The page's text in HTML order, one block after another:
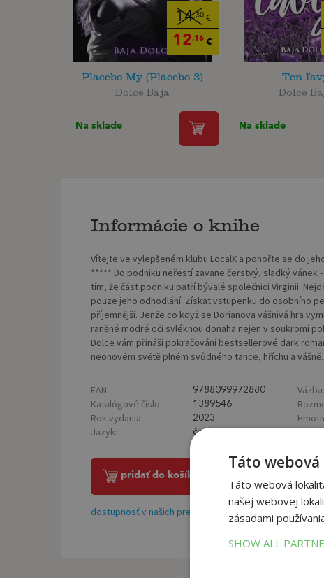
14,30 €
12,16 €
Placebo My (Placebo 3)
Dolce Baja
Na sklade
Ten
Dolce
Na sklade
Informácie o knihe
Vítejte ve vylepšeném klubu LocalX a ponořte se do
***** Do podniku neřestí zavane čerstvý, sladký vánek
tím, že část podniku patří bývalé společnici Virginii.
pouze jeho odhodlání. Získat vstupenku do osobního
příjemnější. Jenže co když se Dorianova vášnivá hra
raněné modré oči svléknou donaha nejen v soukromí
Dolce vám přináší pokračování bestsellerové dark
neonovém světě plném svůdného tance, hříchu a vášně.
EAN : 9788099972880
Katalógové číslo: 1389546
Rok vydania: 2023
Jazyk: český
Väzba:
pridať do košíka
dostupnosť v našich predajniach
Táto
Táto webová
našej webovej
zásadami
SHOW ALL